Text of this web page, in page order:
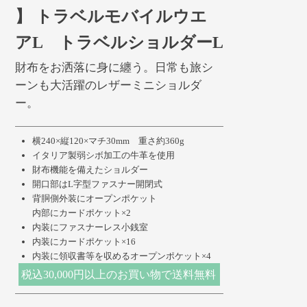
】 トラベルモバイルウエ
アL トラベルショルダーL
財布をお洒落に身に纏う。日常も旅シ
ーンも大活躍のレザーミニショルダ
ー。
横240×縦120×マチ30mm 重さ約360g
イタリア製弱シボ加工の牛革を使用
財布機能を備えたショルダー
開口部はL字型ファスナー開閉式
背胴側外装にオープンポケット
内部にカードポケット×2
内装にファスナーレス小銭室
内装にカードポケット×16
内装に領収書等を収めるオープンポケット×4
税込30,000円以上のお買い物で送料無料